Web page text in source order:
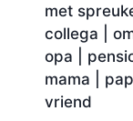
met
collega |
opa |
mama |
vriend